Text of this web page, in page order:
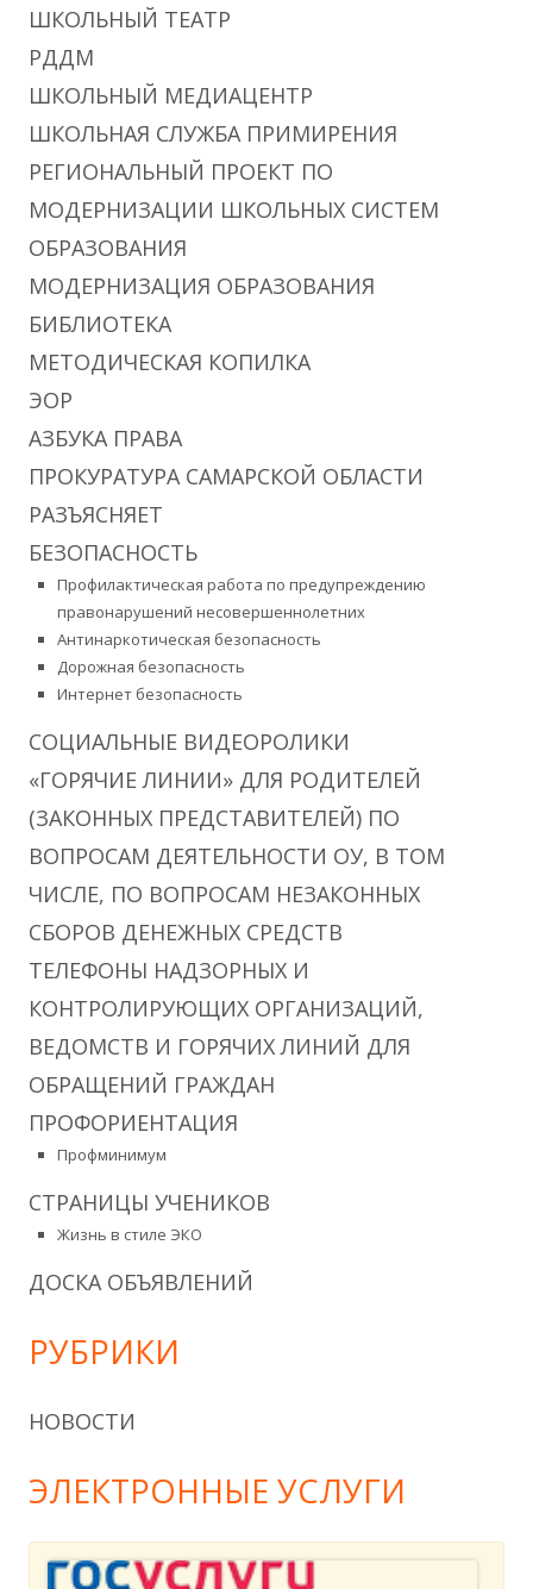
ШКОЛЬНЫЙ ТЕАТР
РДДМ
ШКОЛЬНЫЙ МЕДИАЦЕНТР
ШКОЛЬНАЯ СЛУЖБА ПРИМИРЕНИЯ
РЕГИОНАЛЬНЫЙ ПРОЕКТ ПО
МОДЕРНИЗАЦИИ ШКОЛЬНЫХ СИСТЕМ
ОБРАЗОВАНИЯ
МОДЕРНИЗАЦИЯ ОБРАЗОВАНИЯ
БИБЛИОТЕКА
МЕТОДИЧЕСКАЯ КОПИЛКА
ЭОР
АЗБУКА ПРАВА
ПРОКУРАТУРА САМАРСКОЙ ОБЛАСТИ
РАЗЪЯСНЯЕТ
БЕЗОПАСНОСТЬ
Профилактическая работа по предупреждению
правонарушений несовершеннолетних
Антинаркотическая безопасность
Дорожная безопасность
Интернет безопасность
СОЦИАЛЬНЫЕ ВИДЕОРОЛИКИ
«ГОРЯЧИЕ ЛИНИИ» ДЛЯ РОДИТЕЛЕЙ
(ЗАКОННЫХ ПРЕДСТАВИТЕЛЕЙ) ПО
ВОПРОСАМ ДЕЯТЕЛЬНОСТИ ОУ, В ТОМ
ЧИСЛЕ, ПО ВОПРОСАМ НЕЗАКОННЫХ
СБОРОВ ДЕНЕЖНЫХ СРЕДСТВ
ТЕЛЕФОНЫ НАДЗОРНЫХ И
КОНТРОЛИРУЮЩИХ ОРГАНИЗАЦИЙ,
ВЕДОМСТВ И ГОРЯЧИХ ЛИНИЙ ДЛЯ
ОБРАЩЕНИЙ ГРАЖДАН
ПРОФОРИЕНТАЦИЯ
Профминимум
СТРАНИЦЫ УЧЕНИКОВ
Жизнь в стиле ЭКО
ДОСКА ОБЪЯВЛЕНИЙ
РУБРИКИ
НОВОСТИ
ЭЛЕКТРОННЫЕ УСЛУГИ